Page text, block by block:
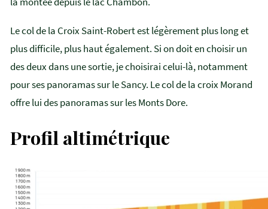
Le col de la Croix Saint-Robert est légèrement plus long et
plus difficile, plus haut également. Si on doit en choisir un
des deux dans une sortie, je choisirai celui-là, notamment
pour ses panoramas sur le Sancy. Le col de la croix Morand
offre lui des panoramas sur les Monts Dore.
Profil altimétrique